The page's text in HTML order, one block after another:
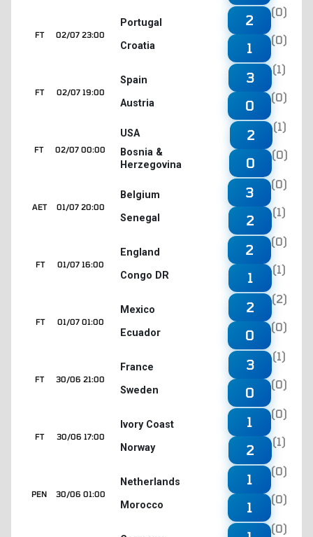
02/07 23:00
FT
Portugal
Croatia
2
(0)
1
(0)
02/07 19:00
FT
Spain
Austria
3
(1)
0
(0)
02/07 00:00
FT
USA
Bosnia &
Herzegovina
2
(1)
0
(0)
01/07 20:00
AET
Belgium
Senegal
3
(0)
2
(1)
01/07 16:00
FT
England
Congo DR
2
(0)
1
(1)
01/07 01:00
FT
Mexico
Ecuador
2
(2)
0
(0)
30/06 21:00
FT
France
Sweden
3
(1)
0
(0)
30/06 17:00
FT
Ivory Coast
Norway
1
(0)
2
(1)
30/06 01:00
PEN
Netherlands
Morocco
1
(0)
1
(0)
(0)